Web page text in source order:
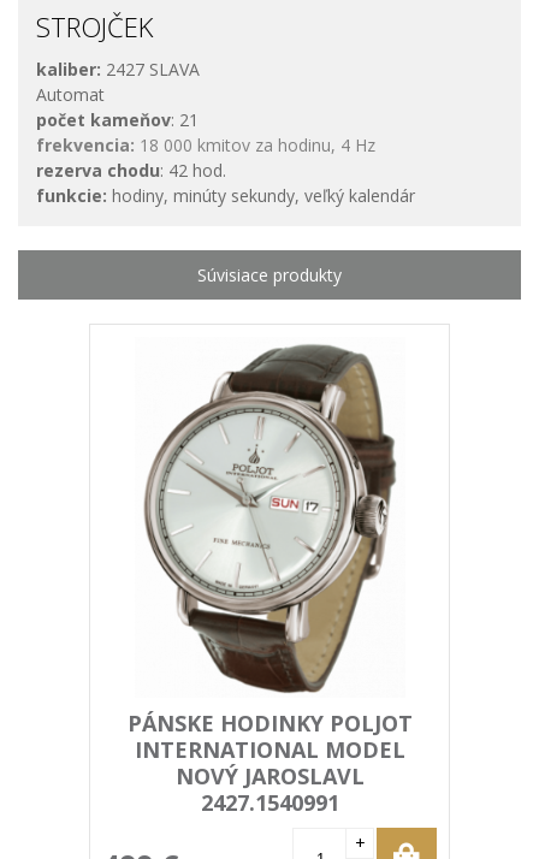
STROJČEK
kaliber: 2427 SLAVA
Automat
počet kameňov: 21
frekvencia: 18 000 kmitov za hodinu, 4 Hz
rezerva chodu: 42 hod.
funkcie: hodiny, minúty sekundy, veľký kalendár
PÁNSKE HODINKY POLJOT
INTERNATIONAL MODEL
NOVÝ JAROSLAVL
2427.1540991
+